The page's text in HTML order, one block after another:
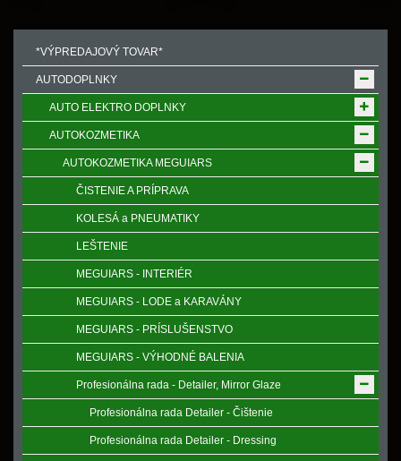
*VÝPREDAJOVÝ TOVAR*
AUTODOPLNKY
AUTO ELEKTRO DOPLNKY
AUTOKOZMETIKA
AUTOKOZMETIKA MEGUIARS
ČISTENIE A PRÍPRAVA
KOLESÁ a PNEUMATIKY
LEŠTENIE
MEGUIARS - INTERIÉR
MEGUIARS - LODE a KARAVÁNY
MEGUIARS - PRÍSLUŠENSTVO
MEGUIARS - VÝHODNÉ BALENIA
Profesionálna rada - Detailer, Mirror Glaze
Profesionálna rada Detailer - Čištenie
Profesionálna rada Detailer - Dressing